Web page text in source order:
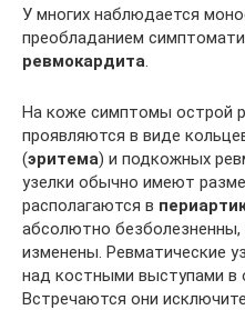
У многих наблюдается
преобладанием
ревмокардита
На коже симптомы острой
проявляются в виде
(эритема) и подкожных
узелки обычно имеют
располагаются в
абсолютно
изменены. Ревматические
над костными выступами в
Встречаются они